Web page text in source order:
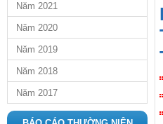
Năm 2021
Năm 2020
Năm 2019
Năm 2018
Năm 2017